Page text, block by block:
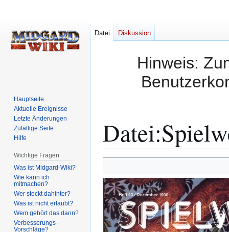
Hinweis:
Datei:
Navigation
springen
Suche
springen
Datei Diskussion
Hauptseite
Aktuelle Ereignisse
Letzte Änderungen
Zufällige Seite
Hilfe
Wichtige Fragen
Was ist Midgard-Wiki?
Wie kann ich
mitmachen?
Wer steckt dahinter?
Was ist nicht erlaubt?
Wem gehört das dann?
Verbesserungs-
Vorschläge?